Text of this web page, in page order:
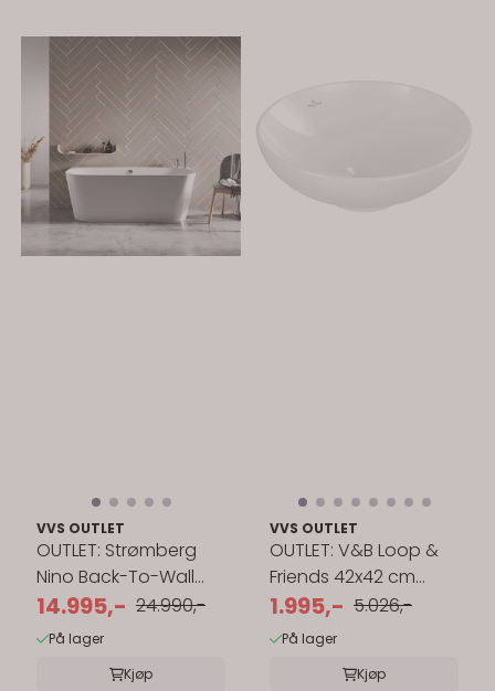
VVS OUTLET
OUTLET: Strømberg
Nino Back-To-Wall
Badekar 155x80 cm
14.995,- 24.990,-
På lager
Kjøp
VVS OUTLET
OUTLET: V&B Loop &
Friends 42x42 cm
servant -
toppmontert
1.995,- 5.026,-
På lager
Kjøp